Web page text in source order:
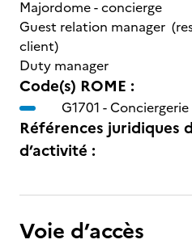
Majordome - concierge
Guest relation manager
client)
Duty manager
Code(s) ROME :
G1701 -
Références juridiques
d’activité :
Voie d’accès